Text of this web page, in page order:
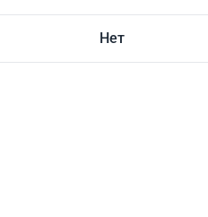
Нет